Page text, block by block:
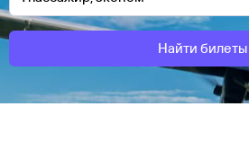
Найти билеты